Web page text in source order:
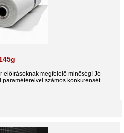
előírásoknak megfelelő minőség! Jó
számos konkurensét